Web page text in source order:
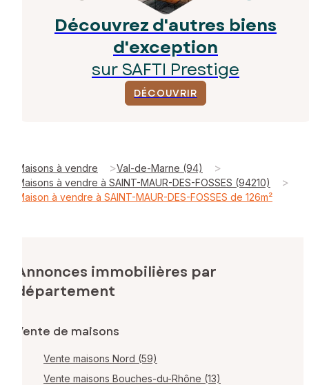
Découvrez d'autres biens
d'exception
sur SAFTI Prestige
DÉCOUVRIR
Maisons à vendre >Val-de-Marne (94) >
Maisons à vendre à SAINT-MAUR-DES-FOSSES (94210) >
Maison à vendre à SAINT-MAUR-DES-FOSSES de 126m²
Annonces immobilières par
département
Vente de maisons
Vente maisons Nord (59)
Vente maisons Bouches-du-Rhône (13)